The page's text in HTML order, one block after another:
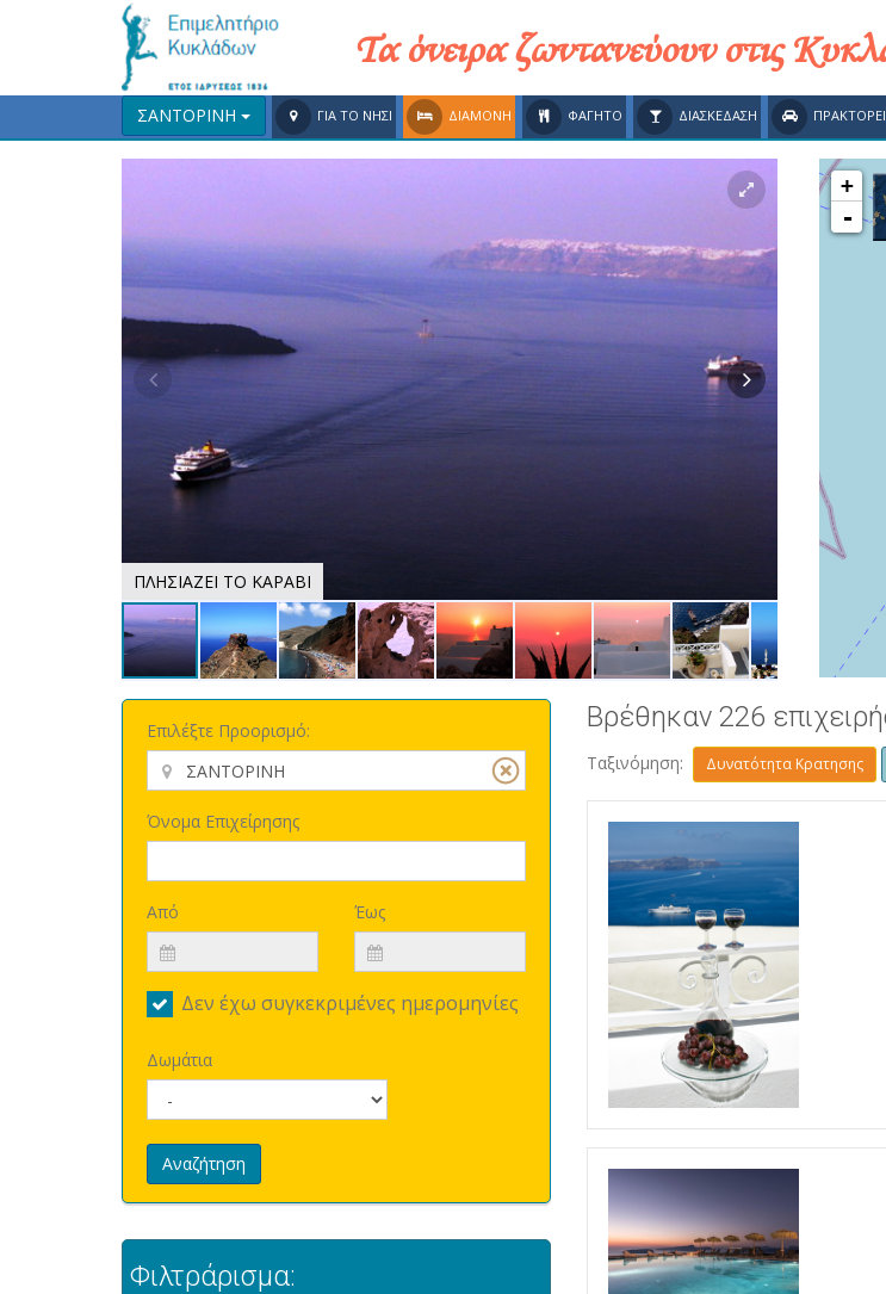
Τα όνειρα ζωντανεύουν στις
ΣΑΝΤΟΡΙΝΗ ΓΙΑ ΤΟ ΝΗΣΙ ΔΙΑΜΟΝΗ ΦΑΓΗΤΟ ΔΙΑΣΚΕΔΑΣΗ
ΠΛΗΣΙΑΖΕΙ ΤΟ ΚΑΡΑΒΙ ΣΚΑΡΟΣ -
+
-
Επιλέξτε Προορισμό:
Όνομα Επιχείρησης
Από Έως
Δεν έχω συγκεκριμένες ημερομηνίες
Δωμάτια
Αναζήτηση
Φιλτράρισμα:
Βρέθηκαν 226
Ταξινόμηση: Δυνατότητα Κρατησης